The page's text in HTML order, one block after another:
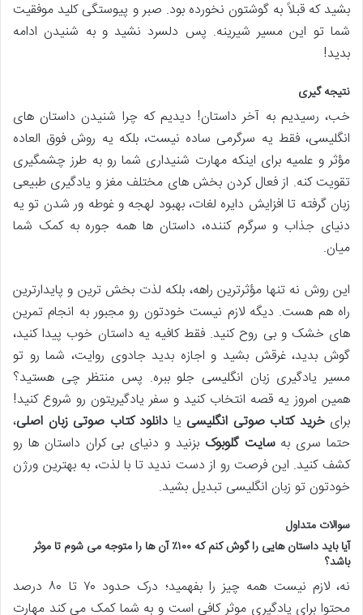
بشید که قبلاً به گوشتون نخورده بود. صبر و پیوستگی کلید موفقیت
شما تو این مسیر شیرینه. پس دلسرد نشید و به شنیدن ادامه
بدید!
نتیجه گیری
خب، رسیدیم به آخر داستان! دیدیم که چرا شنیدن داستان های
انگلیسی، فقط یه سرگرمی ساده نیست، بلکه یه روش فوق العاده
مؤثر و علمیه برای اینکه مهارت شنیداری شما رو به طرز چشمگیری
تقویت کنه. از فعال کردن بخش های مختلف مغز و یادگیری طبیعی
زبان گرفته تا افزایش دایره لغات، بهبود لهجه و غوطه ور شدن تو یه
دنیای جذاب و سرگرم کننده، داستان ها همه جوره به کمک شما
میان.
این روش نه تنها مؤثرترین راهه، بلکه لذت بخش ترین و پایدارترین
راه هم هست. دیگه لازم نیست خودتون رو مجبور به انجام تمرین
های خشک و بی روح کنید. فقط کافیه یه داستان خوب پیدا کنید،
گوش بدید، غرقش بشید و اجازه بدید جادوی روایت، شما رو تو
مسیر یادگیری زبان انگلیسی جلو ببره. پس منتظر چی هستید؟
همین امروز یه قصه انتخاب کنید و سفر یادگیریتون رو شروع کنید!
برایخرید کتاب صوتی انگلیسی یا دانلود کتاب صوتی زبان اصلی،
حتما سری بهسایت گلوبوک بزنید و دنیای بی کران داستان ها رو
کشف کنید. این فرصت رو از دست ندید تا با لذت، به بهترین ورژن
خودتون تو زبان انگلیسی تبدیل بشید.
سوالات متداول
آیا باید داستان هایی را گوش کنم که ۱۰۰٪ آن ها را متوجه می شوم تا موثر
باشد؟
نه، لازم نیست همه چیز را بفهمید؛ درک حدود ۷۰ تا ۸۰ درصد
محتوا برای یادگیری موثر کافی است و به شما کمک می کند مهارت